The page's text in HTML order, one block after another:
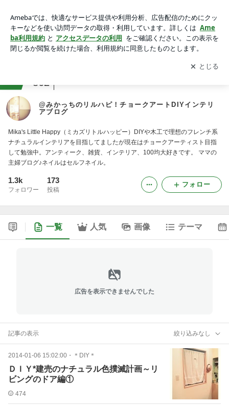
アプリをダウンロードして ブログの更新通知
を受け取りまし
ょう。
開く
862
@みかっちのリルハピ！チョークアートDIYインテリ
アブログ
Mika's Little Happy（ミカズリトルハッピー）DIYや木工で理想のフレンチ系
ナチュラルインテリアを目指してましたが現在はチョークアーティスト目指
して勉強中。アンティーク、雑貨、インテリア、100均大好きです。 ママの
主婦ブログ♪ネイルはセルフネイル。
1.3k
フォロワー
173
投稿
フォロー
一覧 人気 画像 テーマ
広告を表示できませんでした
記事の表示 絞り込みなし
2014-01-06 15:02:00 ・ ＊DIY＊
ＤＩＹ*建売のナチュラル色撲滅計画～リ
ビングのドア編①
474